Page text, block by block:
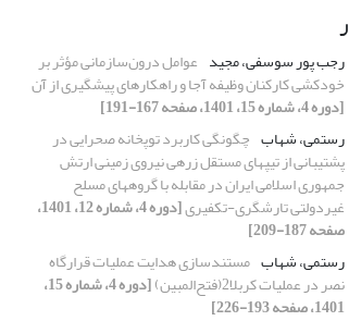
ر
رجب پور سوسفی، مجید عوامل درون‌سازمانی مؤثر بر
خودکشی کارکنان وظیفه آجا و راهکارهای پیش‏گیری از آن
[دوره 4، شماره 15، 1401، صفحه 167-191]
رستمی، شهاب چگونگی کاربرد توپخانه صحرایی در
پشتیبانی از تیپهای مستقل زرهی نیروی زمینی ارتش
جمهوری اسلامی ایران در مقابله با گروههای مسلح
غیردولتی تارشگری-تکفیری [دوره 4، شماره 12، 1401،
صفحه 187-209]
رستمی، شهاب مستند‌سازی هدایت عملیات قرارگاه
نصر در عملیات کربلا2(فتح‌المبین) [دوره 4، شماره 15،
1401، صفحه 193-226]